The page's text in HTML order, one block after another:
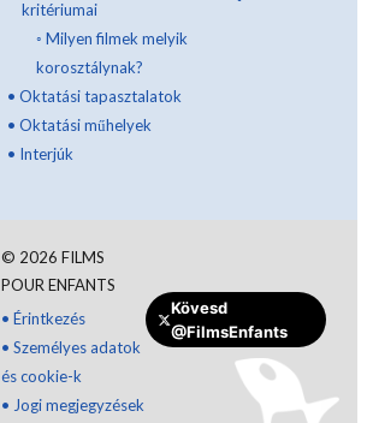
Tegyen adományt
kritériumai
◦ Milyen filmek melyik
korosztálynak?
• Oktatási tapasztalatok
• Oktatási műhelyek
• Interjúk
© 2026 FILMS
POUR ENFANTS
• Érintkezés
• Személyes adatok
és cookie-k
• Jogi megjegyzések
Kövesd
@FilmsEnfants